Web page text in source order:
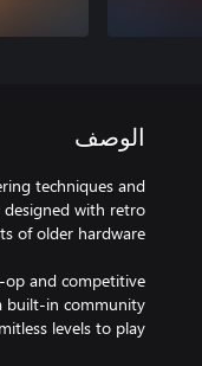
الوصف
techniques and
designed with retro
op and competitive
built-in community